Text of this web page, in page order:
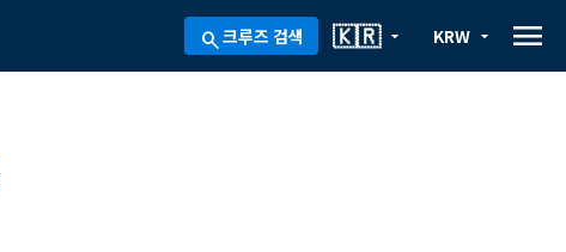
search크루즈 검색 arrow_drop_down
🇰🇷 arrow_drop_down
KRW menu